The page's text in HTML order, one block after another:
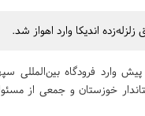
اندیکا وارد اهواز شد.
وارد فرودگاه بین‌المللی
خوزستان و جمعی از